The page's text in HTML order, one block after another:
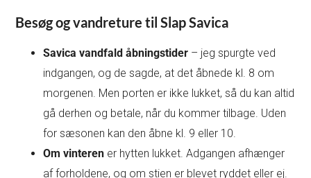
Besøg og vandreture til Slap Savica
Savica vandfald åbningstider – jeg spurgte ved
indgangen, og de sagde, at det åbnede kl. 8 om
morgenen. Men porten er ikke lukket, så du kan altid
gå derhen og betale, når du kommer tilbage. Uden
for sæsonen kan den åbne kl. 9 eller 10.
Om vinteren er hytten lukket. Adgangen afhænger
af forholdene, og om stien er blevet ryddet eller ej.